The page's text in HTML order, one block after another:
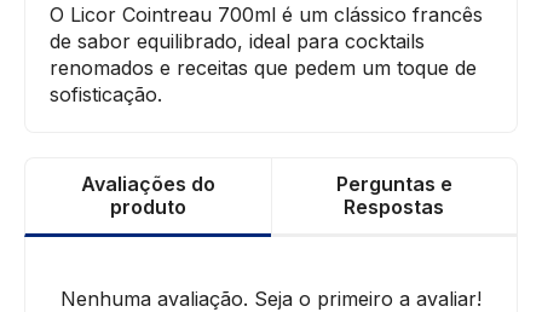
O Licor Cointreau 700ml é um clássico francês
de sabor equilibrado, ideal para cocktails
renomados e receitas que pedem um toque de
sofisticação.
Avaliações do
produto
Perguntas e
Respostas
Nenhuma avaliação. Seja o primeiro a avaliar!